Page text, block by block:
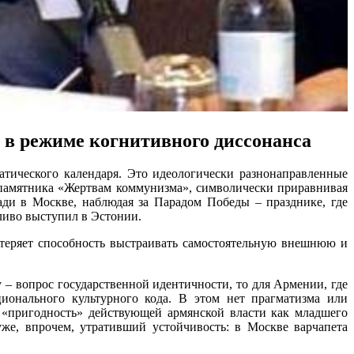
когнитивного диссонанса
календаря. Это идеологически разнонаправленные
«Жертвам коммунизма», символически приравнивая
в Москве, наблюдая за Парадом Победы – празднике, где
выступил в Эстонии.
способность выстраивать самостоятельную внешнюю и
государственной идентичности, то для Армении, где
культурного кода. В этом нет прагматизма или
действующей армянской власти как младшего
впрочем, утративший устойчивость: в Москве варчапета